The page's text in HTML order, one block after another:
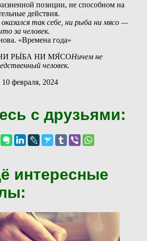
позиции, не способном на
действия.
так себе, ни рыба ни мясо —
за человек.
«Времена года»
НИ РЫ́БА НИ МЯ́СОНичем не
человек.
10 февраля, 2024
с друзьями:
интересные